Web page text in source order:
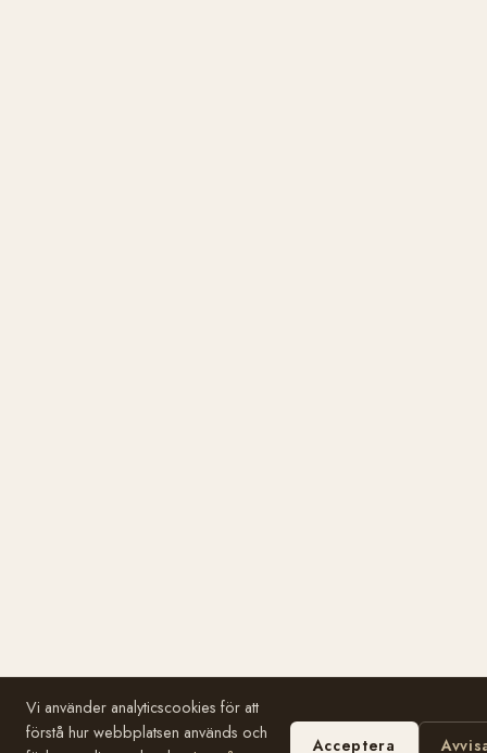
Vi använder analyticscookies för att
förstå hur webbplatsen används och
Acceptera